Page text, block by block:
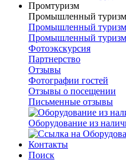
Промтуризм
Промышленный туризм
Промышленный туризм
Промышленный туризм
Фотоэкскурсия
Партнерство
Отзывы
Фотографии гостей
Отзывы о посещении
Письменные отзывы
Оборудование из
Контакты
Поиск